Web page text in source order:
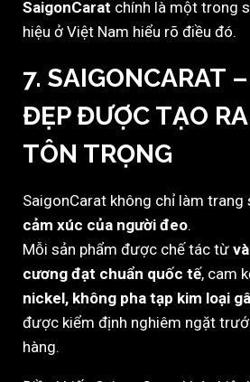
SaigonCarat chính là một trong
hiệu ở Việt Nam hiểu rõ điều đó.
7. SAIGONCARAT
ĐẸP ĐƯỢC TẠO
TÔN TRỌNG
SaigonCarat không chỉ làm trang
cảm xúc của người đeo.
Mỗi sản phẩm được chế tác từ
cương đạt chuẩn quốc tế, cam
nickel, không pha tạp kim loại
được kiểm định nghiêm ngặt
hàng.